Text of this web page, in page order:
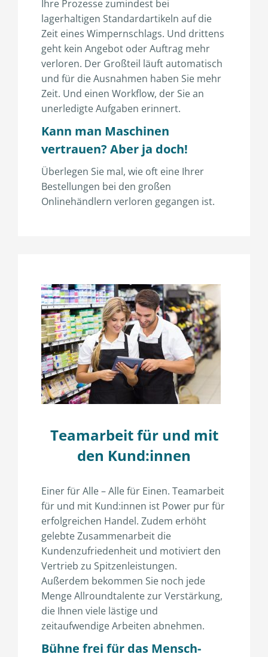
Ihre Prozesse zumindest bei
lagerhaltigen Standardartikeln auf die
Zeit eines Wimpernschlags. Und drittens
geht kein Angebot oder Auftrag mehr
verloren. Der Großteil läuft automatisch
und für die Ausnahmen haben Sie mehr
Zeit. Und einen Workflow, der Sie an
unerledigte Aufgaben erinnert.
Kann man Maschinen
vertrauen? Aber ja doch!
Überlegen Sie mal, wie oft eine Ihrer
Bestellungen bei den großen
Onlinehändlern verloren gegangen ist.
Teamarbeit für und mit
den Kund:innen
Einer für Alle – Alle für Einen. Teamarbeit
für und mit Kund:innen ist Power pur für
erfolgreichen Handel. Zudem erhöht
gelebte Zusammenarbeit die
Kundenzufriedenheit und motiviert den
Vertrieb zu Spitzenleistungen.
Außerdem bekommen Sie noch jede
Menge Allroundtalente zur Verstärkung,
die Ihnen viele lästige und
zeitaufwendige Arbeiten abnehmen.
Bühne frei für das Mensch-